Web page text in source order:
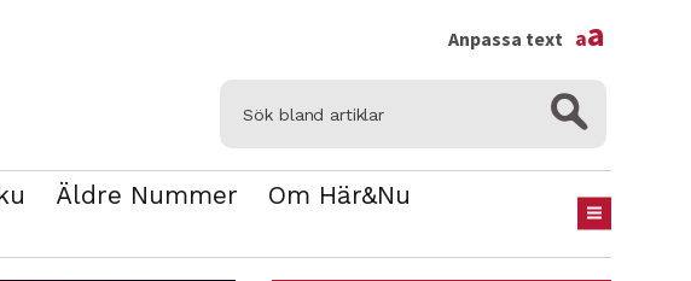
Äldre Nummer
Om Här&Nu
Anpassa text aa